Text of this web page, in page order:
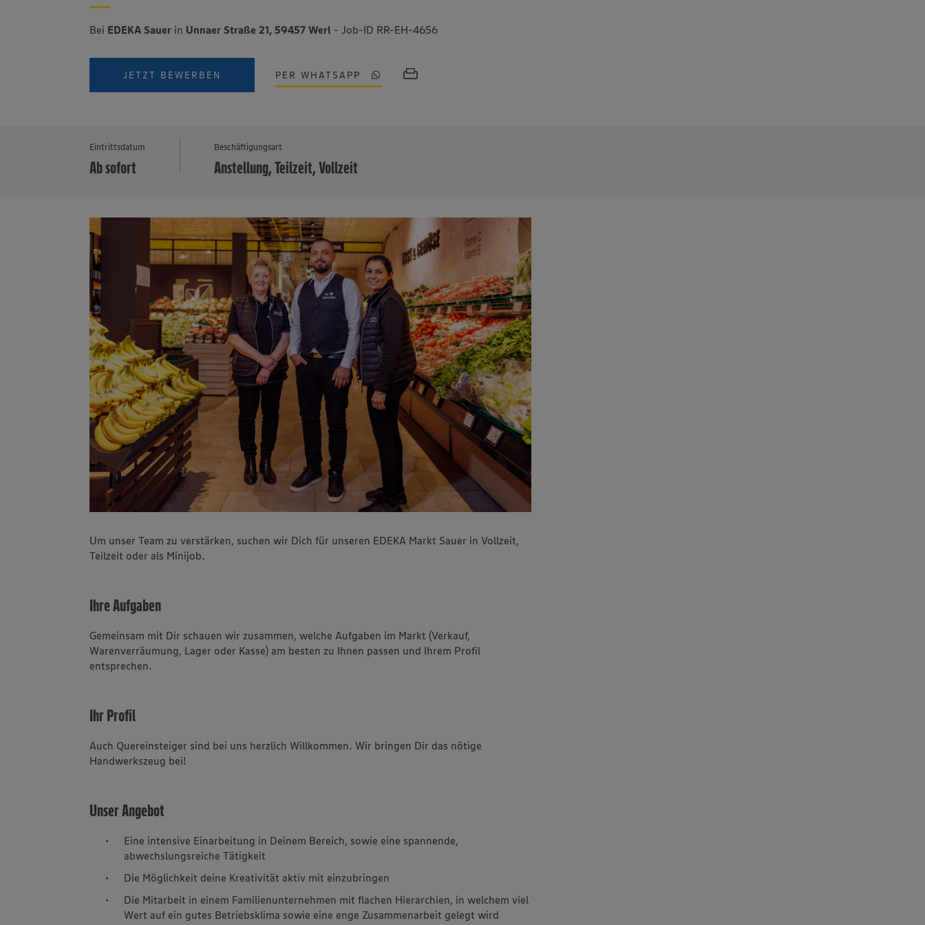
Bei EDEKA Sauer in Unnaer Straße 21, 59457 Werl - Job-ID RR-EH-4656
JETZT BEWERBEN PER WHATSAPP
Eintrittsdatum
Ab sofort
Beschäftigungsart
Anstellung, Teilzeit, Vollzeit
Um unser Team zu verstärken, suchen wir Dich für unseren EDEKA Markt Sauer in Vollzeit,
Teilzeit oder als Minijob.
Ihre Aufgaben
Gemeinsam mit Dir schauen wir zusammen, welche Aufgaben im Markt (Verkauf,
Warenverräumung, Lager oder Kasse) am besten zu Ihnen passen und Ihrem Profil
entsprechen.
Ihr Profil
Auch Quereinsteiger sind bei uns herzlich Willkommen. Wir bringen Dir das nötige
Handwerkszeug bei!
Unser Angebot
Eine intensive Einarbeitung in Deinem Bereich, sowie eine spannende,
abwechslungsreiche Tätigkeit
Die Möglichkeit deine Kreativität aktiv mit einzubringen
Die Mitarbeit in einem Familienunternehmen mit flachen Hierarchien, in welchem viel
Wert auf ein gutes Betriebsklima sowie eine enge Zusammenarbeit gelegt wird